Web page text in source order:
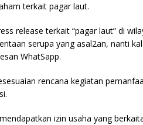
terkait pagar laut.
release terkait “pagar laut” di
serupa yang asal2an, nanti
WhatSapp.
rencana kegiatan
izin usaha yang